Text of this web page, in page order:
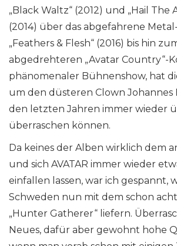
„Black Waltz“ (2012) und „Hail The
(2014) über das abgefahrene
„Feathers & Flesh“ (2016) bis hin
abgedrehteren „Avatar Country“-
phänomenaler Bühnenshow, hat
um den düsteren Clown Johannes
den letzten Jahren immer wieder
überraschen können.
Da keines der Alben wirklich dem
und sich AVATAR immer wieder
einfallen lassen, war ich gespannt,
Schweden nun mit dem schon
„Hunter Gatherer“ liefern.
Neues, dafür aber gewohnt hohe